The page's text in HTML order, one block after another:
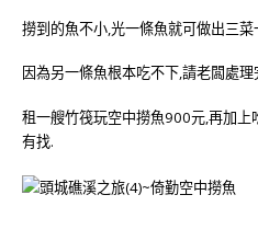
撈到的魚不小,光一條魚就可做出三
因為另一條魚根本吃不下,請老闆處
租一艘竹筏玩空中撈魚900元,再加上
有找.